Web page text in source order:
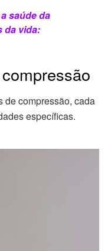
saúde da
da vida:
de compressão, cada
específicas.